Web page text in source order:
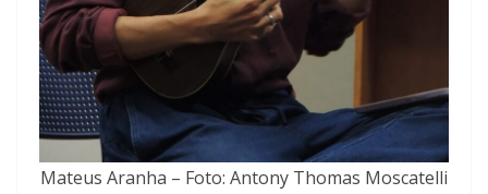
Mateus Aranha – Foto: Antony Thomas Moscatelli